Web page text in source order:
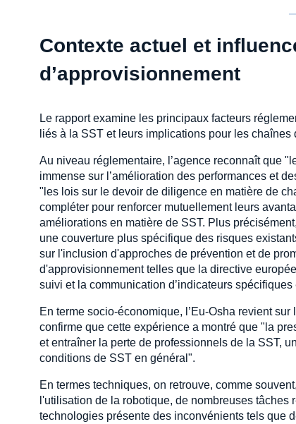
Contexte actuel et
d’approvisionnement
Le rapport examine les principaux facteurs
liés à la SST et leurs implications pour les chaînes
Au niveau réglementaire, l’agence reconnaît que
immense sur l’amélioration des performances et
"les lois sur le devoir de diligence en matière de
compléter pour renforcer mutuellement leurs
améliorations en matière de SST. Plus
une couverture plus spécifique des risques
sur l'inclusion d'approches de prévention et de
d'approvisionnement telles que la directive
suivi et la communication d’indicateurs
En terme socio-économique, l’Eu-Osha revient
confirme que cette expérience a montré que "la
et entraîner la perte de professionnels de la SST,
conditions de SST en général".
En termes techniques, on retrouve, comme
l'utilisation de la robotique, de nombreuses
technologies présente des inconvénients tels que